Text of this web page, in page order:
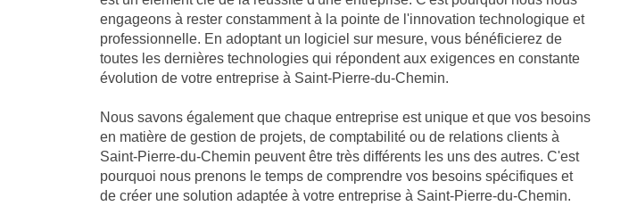
engageons à rester constamment à la pointe de l'innovation technologique et
professionnelle. En adoptant un logiciel sur mesure, vous bénéficierez de
toutes les dernières technologies qui répondent aux exigences en constante
évolution de votre entreprise à Saint-Pierre-du-Chemin.
Nous savons également que chaque entreprise est unique et que vos besoins
en matière de gestion de projets, de comptabilité ou de relations clients à
Saint-Pierre-du-Chemin peuvent être très différents les uns des autres. C'est
pourquoi nous prenons le temps de comprendre vos besoins spécifiques et
de créer une solution adaptée à votre entreprise à Saint-Pierre-du-Chemin.